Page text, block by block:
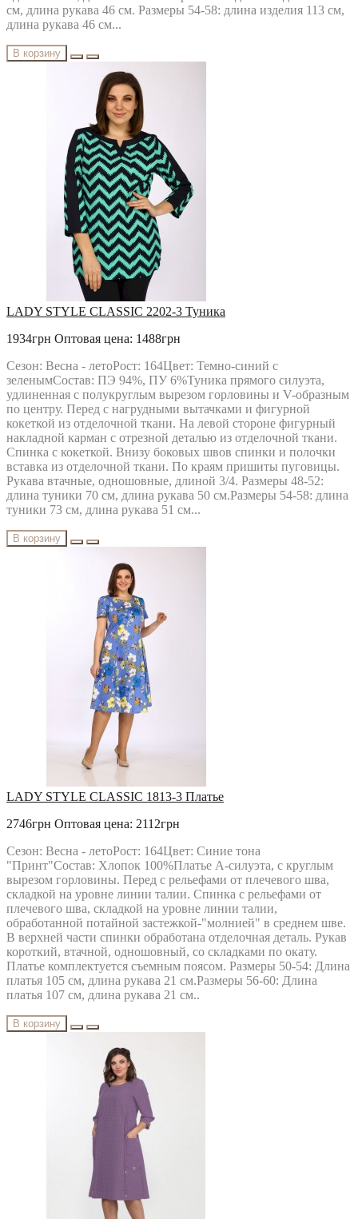
см, длина рукава 46 см. Размеры 54-58: длина изделия 113 см,
длина рукава 46 см...
В корзину
LADY STYLE CLASSIC 2202-3 Туника
1934грн Оптовая цена: 1488грн
Сезон: Весна - летоРост: 164Цвет: Темно-синий с
зеленымСостав: ПЭ 94%, ПУ 6%Туника прямого силуэта,
удлиненная с полукруглым вырезом горловины и V-образным
по центру. Перед с нагрудными вытачками и фигурной
кокеткой из отделочной ткани. На левой стороне фигурный
накладной карман с отрезной деталью из отделочной ткани.
Спинка с кокеткой. Внизу боковых швов спинки и полочки
вставка из отделочной ткани. По краям пришиты пуговицы.
Рукава втачные, одношовные, длиной 3/4. Размеры 48-52:
длина туники 70 см, длина рукава 50 см.Размеры 54-58: длина
туники 73 см, длина рукава 51 см...
В корзину
LADY STYLE CLASSIC 1813-3 Платье
2746грн Оптовая цена: 2112грн
Сезон: Весна - летоРост: 164Цвет: Синие тона
"Принт"Состав: Хлопок 100%Платье А-силуэта, с круглым
вырезом горловины. Перед с рельефами от плечевого шва,
складкой на уровне линии талии. Спинка с рельефами от
плечевого шва, складкой на уровне линии талии,
обработанной потайной застежкой-"молнией" в среднем шве.
В верхней части спинки обработана отделочная деталь. Рукав
короткий, втачной, одношовный, со складками по окату.
Платье комплектуется съемным поясом. Размеры 50-54: Длина
платья 105 см, длина рукава 21 см.Размеры 56-60: Длина
платья 107 см, длина рукава 21 см..
В корзину